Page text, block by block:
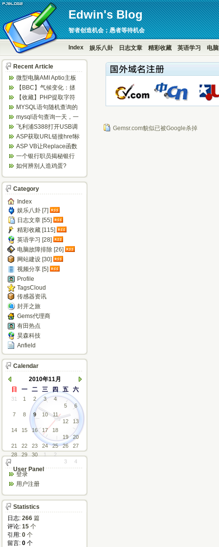
Edwin's Blog
智者创造机会；愚者等待机会
Index 娱乐八卦 日志文章 精彩收藏 英语学习 电
Gemsr.com貌似已被Google杀掉
Recent Article
微型电脑AMI Aptio主板
BIOS设置定时开机...
【BBC】气候变化：拯
救地球，6个你意想不到
的方法...
【收藏】PHP提取字符
串中的数字
MYSQL语句随机查询的
实现方法
mysql语句查询一天，一
周等隔日数据
飞利浦S388打开USB调
试方法
ASP获取URL链接href标
签的值
ASP VB让Replace函数
替换不区分大小写 ...
一个银行职员揭秘银行
闹钱荒内幕
如何辨别人造鸡蛋?
Category
Index
娱乐八卦 [7]
日志文章 [55]
精彩收藏 [115]
英语学习 [28]
电脑故障排除 [26]
网站建设 [30]
视频分享 [5]
Profile
TagsCloud
传感器资讯
封开之旅
Gems代理商
有田热点
昊森科技
Anfield
Calendar
2010年11月
日
一 二 三 四 五 六
31 1 2 3
4
5
6
7
8 9 10
11
12
13
14
15 16 17
18
19
20
21
22 23 24 25 26
27
28
29 30 1
2
3
4
User Panel
登录
用户注册
Statistics
日志: 266 篇
评论: 15 个
引用: 0 个
留言: 0 个